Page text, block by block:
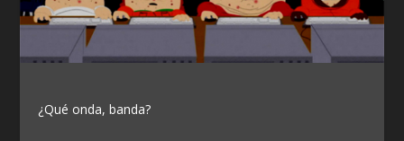
¿Qué onda, banda?